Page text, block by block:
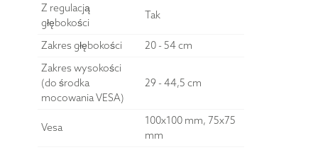
Z regulacją
głębokości
Tak
Zakres głębokości
20 - 54 cm
Zakres wysokości
(do środka
mocowania VESA)
29 - 44,5 cm
Vesa
100x100 mm, 75x75
mm